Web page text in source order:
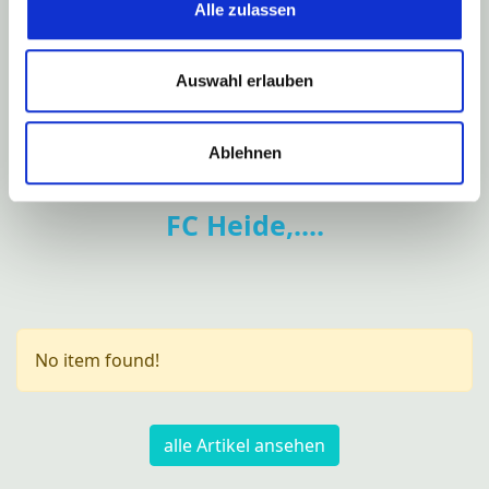
Alle zulassen
Auswahl erlauben
Ablehnen
Förderverein der FFW
Straußjugend
Pfarrgemeinde Herz-Jesu
Saison 87/88 Vize-Meister A-Klasse und Aufstieg in
Bezirksliga
FC Heide,....
No item found!
alle Artikel ansehen